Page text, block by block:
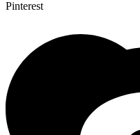
Pinterest